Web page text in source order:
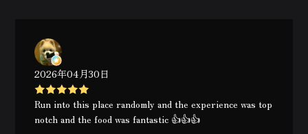
2026年04月30日
Run into this place randomly and the experience was top
notch and the food was fantastic 👍👍👍